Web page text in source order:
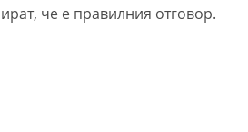
че е правилния отговор.